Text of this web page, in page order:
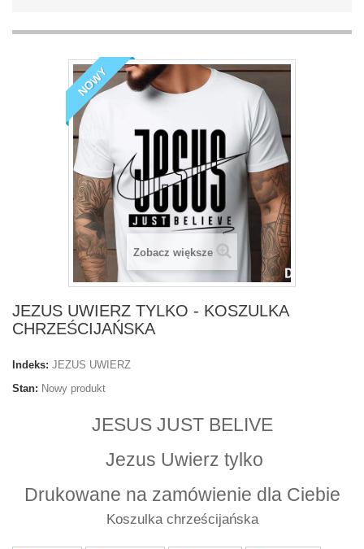
NOWY
Zobacz większe
JEZUS UWIERZ TYLKO - KOSZULKA
CHRZEŚCIJAŃSKA
Indeks: JEZUS UWIERZ
Stan: Nowy produkt
JESUS JUST BELIVE
Jezus Uwierz tylko
Drukowane na zamówienie dla Ciebie
Koszulka chrześcijańska